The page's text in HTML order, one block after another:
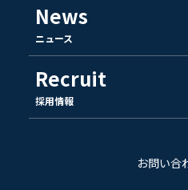
News
ニュース
Recruit
採用情報
お問い合